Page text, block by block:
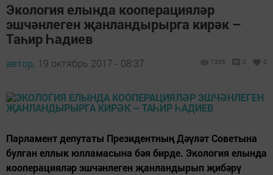
Экология елында кооперацияләр
эшчәнлеген җанландырырга кирәк –
Таһир Һадиев
автор, 19 октябрь 2017 - 08:37 1335 0 0
Парламент депутаты Президентның Дәүләт Советына
булган еллык юлламасына бәя бирде. Экология елында
кооперацияләр эшчәнлеген җанландырып җибәрү